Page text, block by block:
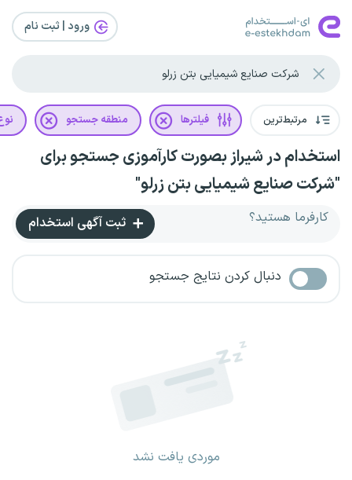
ورود | ثبت‌ نام
مرتبط‌ترین فیلترها منطقه جستجو
استخدام در شیراز بصورت کارآموزی جستجو برای
"شرکت صنایع شیمیایی بتن زرلو"
کارفرما هستید؟ ثبت آگهی استخدام
دنبال کردن نتایج جستجو
موردی یافت نشد